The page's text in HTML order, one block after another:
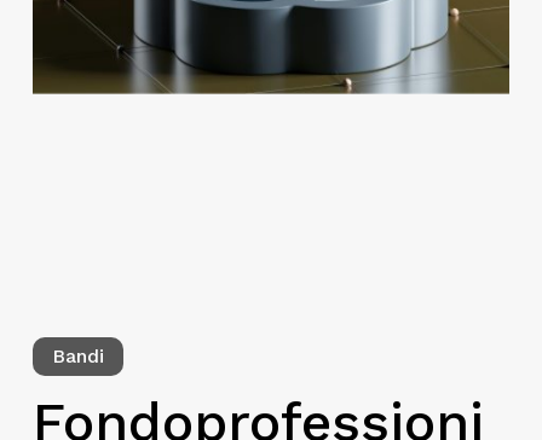
Bandi
Fondoprofessioni